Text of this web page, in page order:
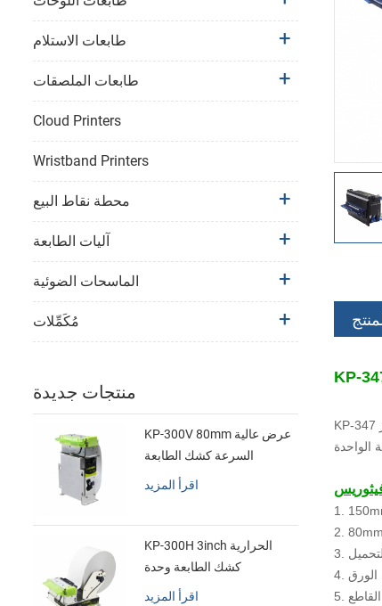
الورق
طابعات الاستلام
طابعات الملصقات
Cloud Printers
Wristband Printers
محطة نقاط البيع
آليات الطابعة
الماسحات الضوئية
مُكَمِّلات
منتجات جديدة
KP-300V 80mm عرض عالية
السرعة كشك الطابعة
الحرارية
اقرأ المزيد
KP-300H 3inch الحرارية
كشك الطابعة وحدة
اقرأ المزيد